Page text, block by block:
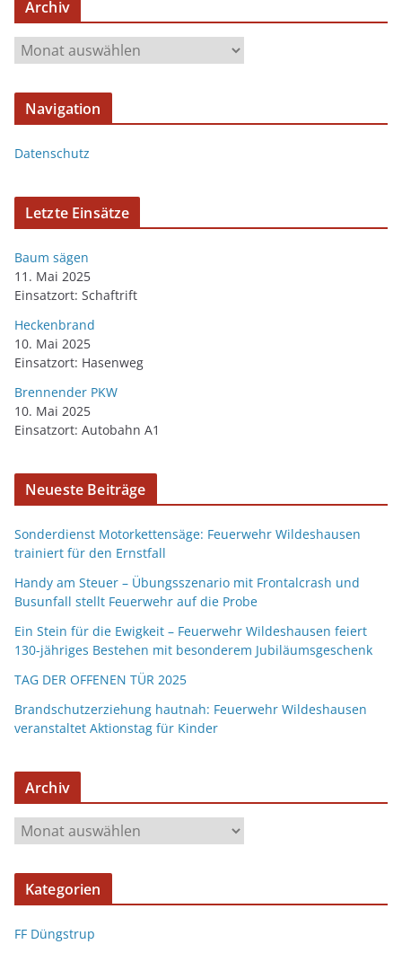
Archiv
Navigation
Datenschutz
Letzte Einsätze
Baum sägen
11. Mai 2025
Einsatzort: Schaftrift
Heckenbrand
10. Mai 2025
Einsatzort: Hasenweg
Brennender PKW
10. Mai 2025
Einsatzort: Autobahn A1
Neueste Beiträge
Sonderdienst Motorkettensäge: Feuerwehr Wildeshausen
trainiert für den Ernstfall
Handy am Steuer – Übungsszenario mit Frontalcrash und
Busunfall stellt Feuerwehr auf die Probe
Ein Stein für die Ewigkeit – Feuerwehr Wildeshausen feiert
130-jähriges Bestehen mit besonderem Jubiläumsgeschenk
TAG DER OFFENEN TÜR 2025
Brandschutzerziehung hautnah: Feuerwehr Wildeshausen
veranstaltet Aktionstag für Kinder
Archiv
Kategorien
FF Düngstrup